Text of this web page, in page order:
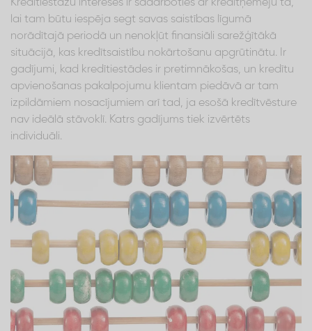
Kredītiestāžu interesēs ir sadarboties ar kredītņēmēju tā,
lai tam būtu iespēja segt savas saistības līgumā
norādītajā periodā un nenokļūt finansiāli sarežģītākā
situācijā, kas kredītsaistību nokārtošanu apgrūtinātu. Ir
gadījumi, kad kredītiestādes ir pretimnākošas, un kredītu
apvienošanas pakalpojumu klientam piedāvā ar tam
izpildāmiem nosacījumiem arī tad, ja esošā kredītvēsture
nav ideālā stāvoklī. Katrs gadījums tiek izvērtēts
individuāli.